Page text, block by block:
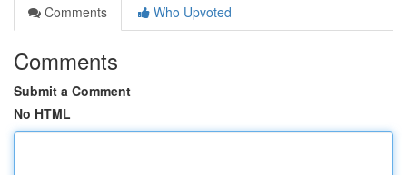
Comments
Who Upvoted
Comments
Submit a Comment
No HTML